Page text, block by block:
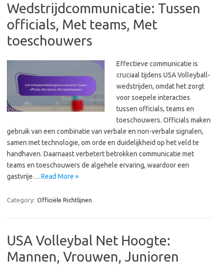
Wedstrijdcommunicatie: Tussen
officials, Met teams, Met
toeschouwers
Effectieve communicatie is
cruciaal tijdens USA Volleyball-
wedstrijden, omdat het zorgt
voor soepele interacties
tussen officials, teams en
toeschouwers. Officials maken
gebruik van een combinatie van verbale en non-verbale signalen,
samen met technologie, om orde en duidelijkheid op het veld te
handhaven. Daarnaast verbetert betrokken communicatie met
teams en toeschouwers de algehele ervaring, waardoor een
gastvrije… Read More »
Category: Officiële Richtlijnen
USA Volleybal Net Hoogte:
Mannen, Vrouwen, Junioren